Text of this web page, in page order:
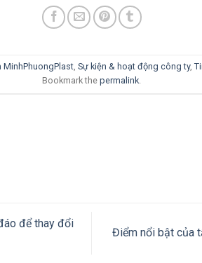
MinhPhuongPlast,Sự kiện & hoạt động công ty,
Bookmark the permalink.
để thay đổi
Điểm nổi bật của